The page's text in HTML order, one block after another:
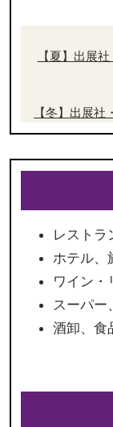
【夏】出展
【冬】出展
レストラ
ホテル、
ワイン・
スーパー
酒卸、食